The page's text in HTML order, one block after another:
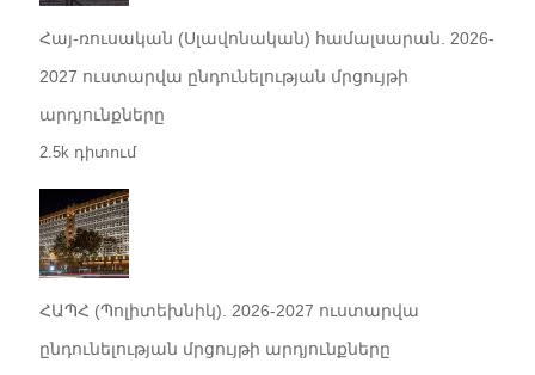
Հայ-ռուսական (Սլավոնական) համալսարան. 2026-
2027 ուստարվա ընդունելության մրցույթի
արդյունքները
2.5k դիտում
ՀԱՊՀ (Պոլիտեխնիկ). 2026-2027 ուստարվա
ընդունելության մրցույթի արդյունքները